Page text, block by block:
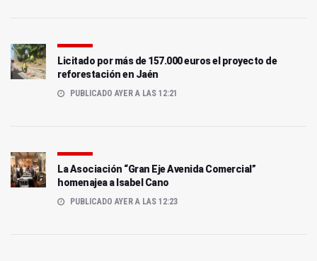
Licitado por más de 157.000 euros el proyecto de
reforestación en Jaén
PUBLICADO AYER A LAS 12:21
La Asociación “Gran Eje Avenida Comercial”
homenajea a Isabel Cano
PUBLICADO AYER A LAS 12:23